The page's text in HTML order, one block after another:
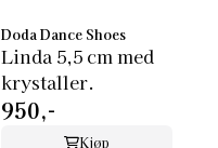
Doda Dance Shoes
Linda 5,5 cm med
krystaller.
950,-
Kjøp